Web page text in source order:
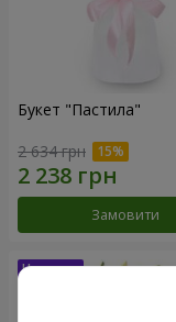
Букет "Пастила"
2 634 грн
Замовити